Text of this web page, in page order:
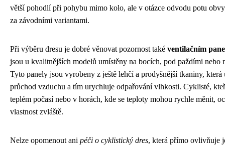
větší pohodlí při pohybu mimo kolo, ale v otázce odvodu potu
za závodními variantami.
Při výběru dresu je dobré věnovat pozornost také ventilačním
jsou u kvalitnějších modelů umístěny na bocích, pod paždími nebo
Tyto panely jsou vyrobeny z ještě lehčí a prodyšnější tkaniny, která
průchod vzduchu a tím urychluje odpařování vlhkosti. Cyklisté,
teplém počasí nebo v horách, kde se teploty mohou rychle měnit,
vlastnost zvláště.
Nelze opomenout ani péči o cyklistický dres, která přímo ovlivňuje